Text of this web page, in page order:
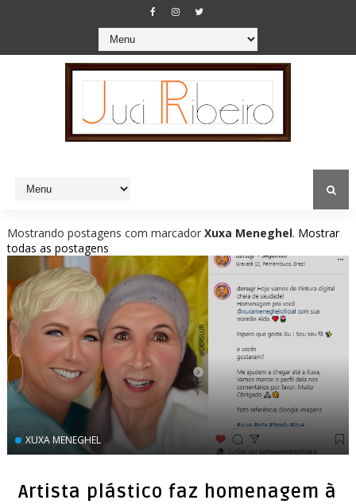
Mostrando postagens com marcador Xuxa Meneghel. Mostrar
todas as postagens
XUXA MENEGHEL
Artista plástico faz homenagem à